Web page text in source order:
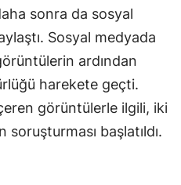
sonra da sosyal
Sosyal medyada
ardından
harekete geçti.
görüntülerle ilgili, iki
başlatıldı.